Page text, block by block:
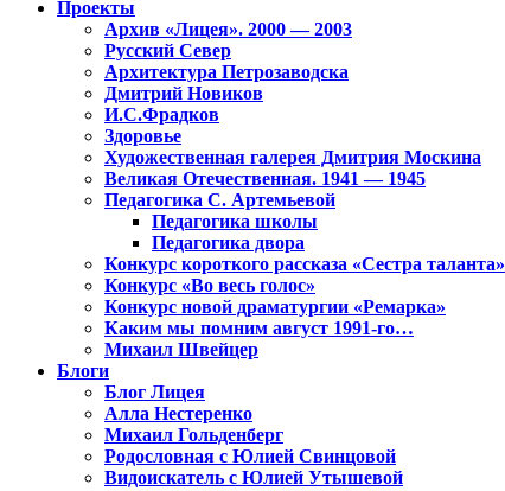
Проекты
Архив «Лицея». 2000 — 2003
Русский Север
Архитектура Петрозаводска
Дмитрий Новиков
И.С.Фрадков
Здоровье
Художественная галерея Дмитрия Москина
Великая Отечественная. 1941 — 1945
Педагогика С. Артемьевой
Педагогика школы
Педагогика двора
Конкурс короткого рассказа «Сестра таланта»
Конкурс «Во весь голос»
Конкурс новой драматургии «Ремарка»
Каким мы помним август 1991-го…
Михаил Швейцер
Блоги
Блог Лицея
Алла Нестеренко
Михаил Гольденберг
Родословная с Юлией Свинцовой
Видоискатель с Юлией Утышевой